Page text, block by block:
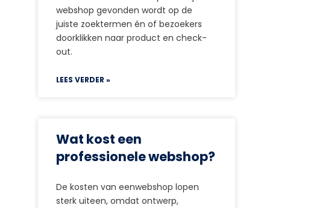
webshop gevonden wordt op de
juiste zoektermen én of bezoekers
doorklikken naar product en check-
out.
LEES VERDER »
Wat kost een
professionele webshop?
De kosten van eenwebshop lopen
sterk uiteen, omdat ontwerp,